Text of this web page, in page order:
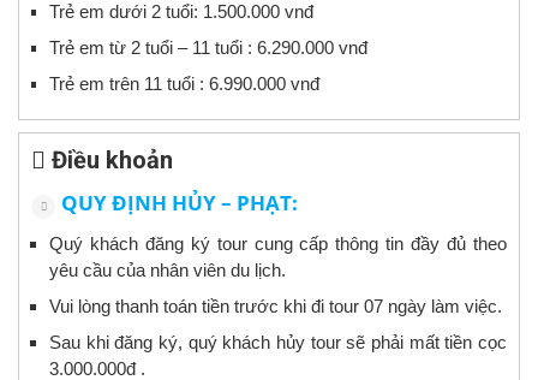
Trẻ em dưới 2 tuổi: 1.500.000 vnđ
Trẻ em từ 2 tuổi – 11 tuổi : 6.290.000 vnđ
Trẻ em trên 11 tuổi : 6.990.000 vnđ
Điều khoản
QUY ĐỊNH HỦY – PHẠT:
Quý khách đăng ký tour cung cấp thông tin đầy đủ theo
yêu cầu của nhân viên du lịch.
Vui lòng thanh toán tiền trước khi đi tour 07 ngày làm việc.
Sau khi đăng ký, quý khách hủy tour sẽ phải mất tiền cọc
3.000.000đ .